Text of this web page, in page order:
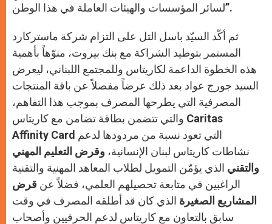
لسائر المؤسسات والهيئات العاملة في هذا الوطن”.
ثم أكّد السيّد باسل التل على التزام شركة ماستركارد
المستمر بتوطيد الشراكة مع بنك بيروت، منوّهاً بأهمية
هذه الخطوة الداعمة لكاريتاس وللمجتمع اللبناني، ليعرض
السيد جورج عواد بعد ذلك عرضاً مفصلاً عن باقة المنتجات
المصرفية التي يطرحها المصرف بموجب هذا التفاهم،
Caritas
Affinity Card
نشاطات كاريتاس لبنان الإنسانية، وقرض التعليم المهني
والتقني الذي يؤمّن التمويل لطلاب المعاهد المهنية والتقنية
الراغبين في متابعة تحصيلهم العلمي، فضلاً عن قرض
المشاريع الصغيرة الذي كان قد أطلقه المصرف في وقت
سابق بالتعاون مع كاريتاس لدعم الحرفيين وأصحاب